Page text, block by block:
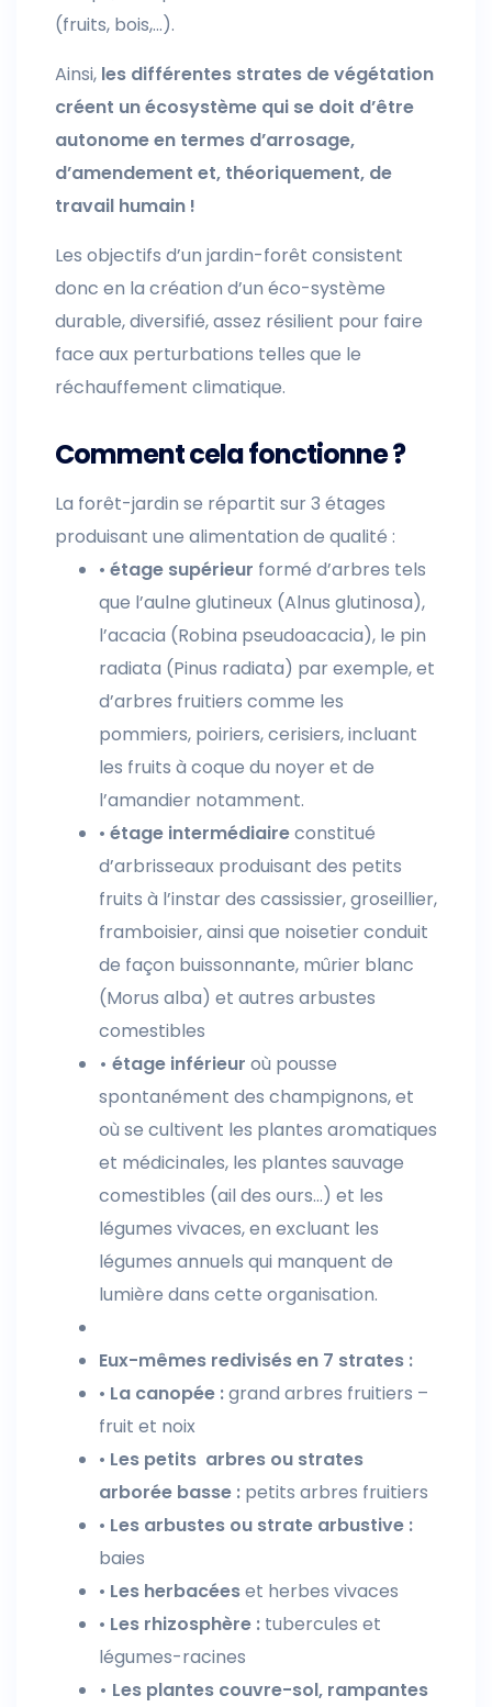
(fruits, bois,…).
Ainsi, les différentes strates de végétation
créent un écosystème qui se doit d’être
autonome en termes d’arrosage,
d’amendement et, théoriquement, de
travail humain !
Les objectifs d’un jardin-forêt consistent
donc en la création d’un éco-système
durable, diversifié, assez résilient pour faire
face aux perturbations telles que le
réchauffement climatique.
Comment cela fonctionne ?
La forêt-jardin se répartit sur 3 étages
produisant une alimentation de qualité :
• étage supérieur formé d’arbres tels
que l’aulne glutineux (Alnus glutinosa),
l’acacia (Robina pseudoacacia), le pin
radiata (Pinus radiata) par exemple, et
d’arbres fruitiers comme les
pommiers, poiriers, cerisiers, incluant
les fruits à coque du noyer et de
l’amandier notamment.
• étage intermédiaireconstitué
d’arbrisseaux produisant des petits
fruits à l’instar des cassissier, groseillier,
framboisier, ainsi que noisetier conduit
de façon buissonnante, mûrier blanc
(Morus alba) et autres arbustes
comestibles
• étage inférieur où pousse
spontanément des champignons, et
où se cultivent les plantes aromatiques
et médicinales, les plantes sauvage
comestibles (ail des ours…) et les
légumes vivaces, en excluant les
légumes annuels qui manquent de
lumière dans cette organisation.
Eux-mêmes redivisés en 7 strates :
• La canopée :grand arbres fruitiers –
fruit et noix
• Les petits arbres ou strates
arborée basse : petits arbres fruitiers
• Les arbustes ou strate arbustive :
baies
• Les herbacéeset herbes vivaces
• Les rhizosphère : tubercules et
légumes-racines
• Les plantes couvre-sol, rampantes